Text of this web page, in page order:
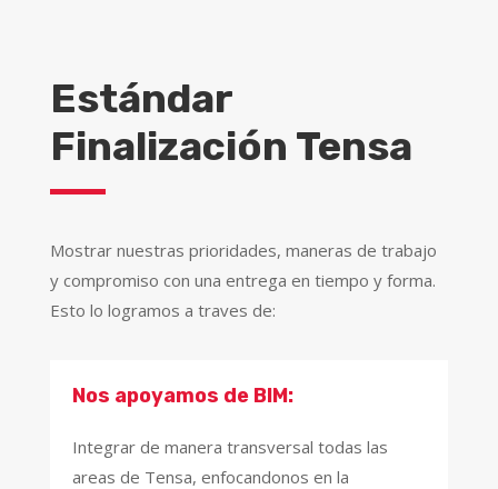
Estándar
Finalización Tensa
Mostrar nuestras prioridades, maneras de trabajo
y compromiso con una entrega en tiempo y forma.
Esto lo logramos a traves de:
Nos apoyamos de BIM:
Integrar de manera transversal todas las
areas de Tensa, enfocandonos en la